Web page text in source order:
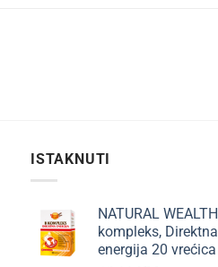
ISTAKNUTI
NATURAL
kompleks, Direktna
energija 20 vrećica